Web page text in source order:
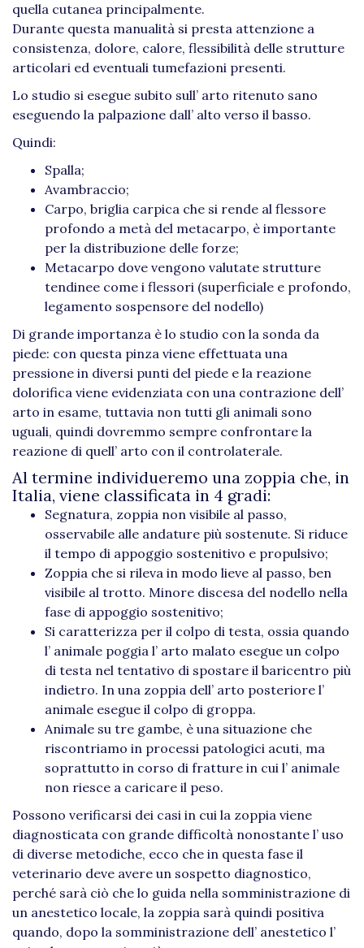
quella cutanea principalmente.
Durante questa manualità si presta attenzione a
consistenza, dolore, calore, flessibilità delle strutture
articolari ed eventuali tumefazioni presenti.
Lo studio si esegue subito sull’ arto ritenuto sano
eseguendo la palpazione dall’ alto verso il basso.
Quindi:
Spalla;
Avambraccio;
Carpo, briglia carpica che si rende al flessore
profondo a metà del metacarpo, è importante
per la distribuzione delle forze;
Metacarpo dove vengono valutate strutture
tendinee come i flessori (superficiale e profondo,
legamento sospensore del nodello)
Di grande importanza è lo studio con la sonda da
piede: con questa pinza viene effettuata una
pressione in diversi punti del piede e la reazione
dolorifica viene evidenziata con una contrazione dell’
arto in esame, tuttavia non tutti gli animali sono
uguali, quindi dovremmo sempre confrontare la
reazione di quell’ arto con il controlaterale.
Al termine individueremo una zoppia che, in
Italia, viene classificata in 4 gradi:
Segnatura, zoppia non visibile al passo,
osservabile alle andature più sostenute. Si riduce
il tempo di appoggio sostenitivo e propulsivo;
Zoppia che si rileva in modo lieve al passo, ben
visibile al trotto. Minore discesa del nodello nella
fase di appoggio sostenitivo;
Si caratterizza per il colpo di testa, ossia quando
l’ animale poggia l’ arto malato esegue un colpo
di testa nel tentativo di spostare il baricentro più
indietro. In una zoppia dell’ arto posteriore l’
animale esegue il colpo di groppa.
Animale su tre gambe, è una situazione che
riscontriamo in processi patologici acuti, ma
soprattutto in corso di fratture in cui l’ animale
non riesce a caricare il peso.
Possono verificarsi dei casi in cui la zoppia viene
diagnosticata con grande difficoltà nonostante l’ uso
di diverse metodiche, ecco che in questa fase il
veterinario deve avere un sospetto diagnostico,
perché sarà ciò che lo guida nella somministrazione di
un anestetico locale, la zoppia sarà quindi positiva
quando, dopo la somministrazione dell’ anestetico l’